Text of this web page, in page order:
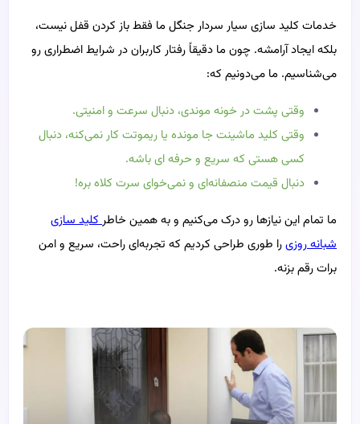
خدمات کلید سازی سیار سردار جنگل ما فقط باز کردن قفل نیست،
بلکه ایجاد آرامشه. چون ما دقیقاً رفتار کاربران در شرایط اضطراری رو
می‌شناسیم. ما می‌دونیم که:
وقتی پشت در خونه موندی، دنبال سرعت و امنیتی.
وقتی کلید ماشینت جا مونده یا ریموتت کار نمی‌کنه، دنبال
کسی هستی که سریع و حرفه ای باشه.
دنبال قیمت منصفانه‌ای و نمی‌خوای سرت کلاه بره!
ما تمام این نیازها رو درک می‌کنیم و به همین خاطرکلید سازی
شبانه روزیرا طوری طراحی کردیم که تجربه‌ای راحت، سریع و امن
برات رقم بزنه.